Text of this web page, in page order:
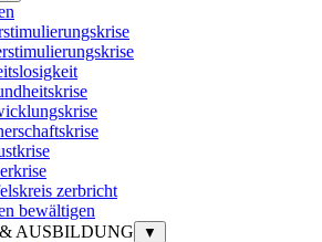
zerbricht
bewältigen
AUSBILDUNG
▼